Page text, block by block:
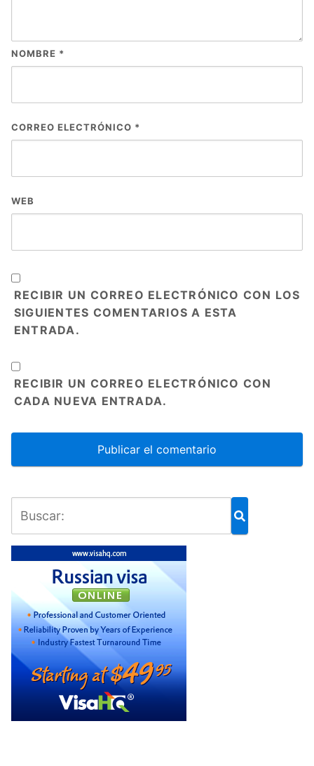
NOMBRE *
CORREO ELECTRÓNICO *
WEB
RECIBIR UN CORREO ELECTRÓNICO CON LOS
SIGUIENTES COMENTARIOS A ESTA
ENTRADA.
RECIBIR UN CORREO ELECTRÓNICO CON
CADA NUEVA ENTRADA.